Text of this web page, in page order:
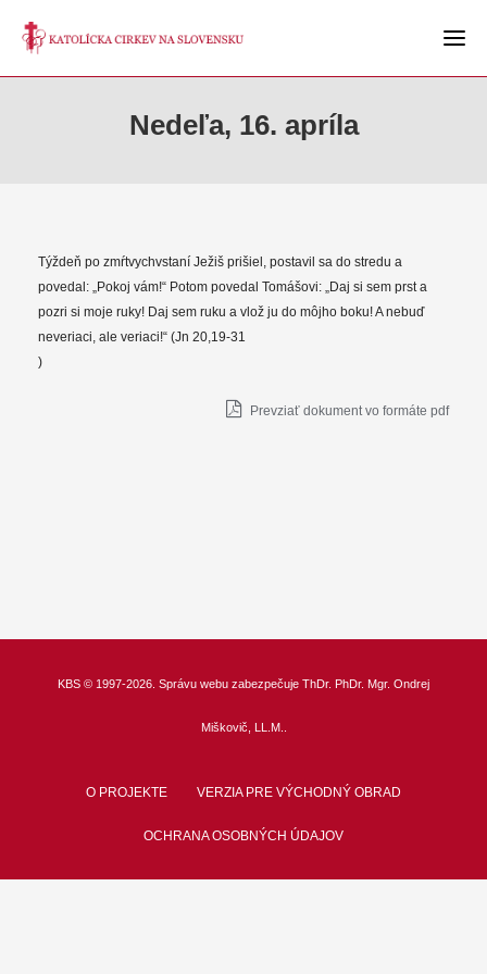
Nedeľa, 16. apríla
Týždeň po zmŕtvychvstaní Ježiš prišiel, postavil sa do stredu a
povedal: „Pokoj vám!“ Potom povedal Tomášovi: „Daj si sem prst a
pozri si moje ruky! Daj sem ruku a vlož ju do môjho boku! A nebuď
neveriaci, ale veriaci!“ (Jn 20,19-31
)
Prevziať dokument vo formáte pdf
KBS © 1997-2026. Správu webu zabezpečuje ThDr. PhDr. Mgr. Ondrej
Miškovič, LL.M.
O PROJEKTE VERZIA PRE VÝCHODNÝ OBRAD
OCHRANA OSOBNÝCH ÚDAJOV